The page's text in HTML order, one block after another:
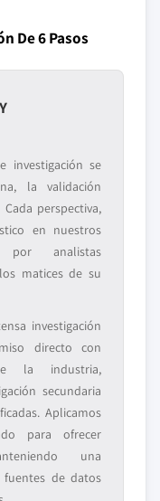
De 6 Pasos
investigación se
la validación
perspectiva,
en nuestros
por analistas
matices de su
investigación
directo con
la industria,
secundaria
Aplicamos
para ofrecer
una
de datos